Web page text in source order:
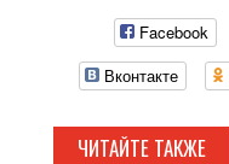
Facebook
Вконтакте
ЧИТАЙТЕ ТАКЖЕ